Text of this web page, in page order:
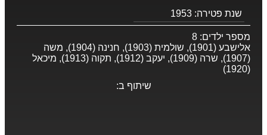
שנת פטירה: 1953
מספר ילדים: 8
אלישבע (1901), שולמית (1903), חנינה (1904), משה
(1907), שרה (1909), יעקב (1912), תקוה (1913), מיכאל
(1920)
שיתוף ב: